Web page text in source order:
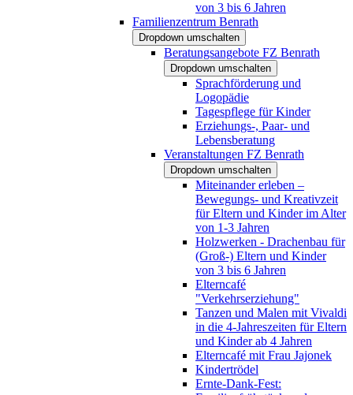
von 3 bis 6 Jahren
Familienzentrum Benrath
Dropdown umschalten
Beratungsangebote FZ Benrath
Dropdown umschalten
Sprachförderung und
Logopädie
Tagespflege für Kinder
Erziehungs-, Paar- und
Lebensberatung
Veranstaltungen FZ Benrath
Dropdown umschalten
Miteinander erleben –
Bewegungs- und Kreativzeit
für Eltern und Kinder im Alter
von 1-3 Jahren
Holzwerken - Drachenbau für
(Groß-) Eltern und Kinder
von 3 bis 6 Jahren
Elterncafé
"Verkehrserziehung"
Tanzen und Malen mit Vivaldi
in die 4-Jahreszeiten für Eltern
und Kinder ab 4 Jahren
Elterncafé mit Frau Jajonek
Kindertrödel
Ernte-Dank-Fest: